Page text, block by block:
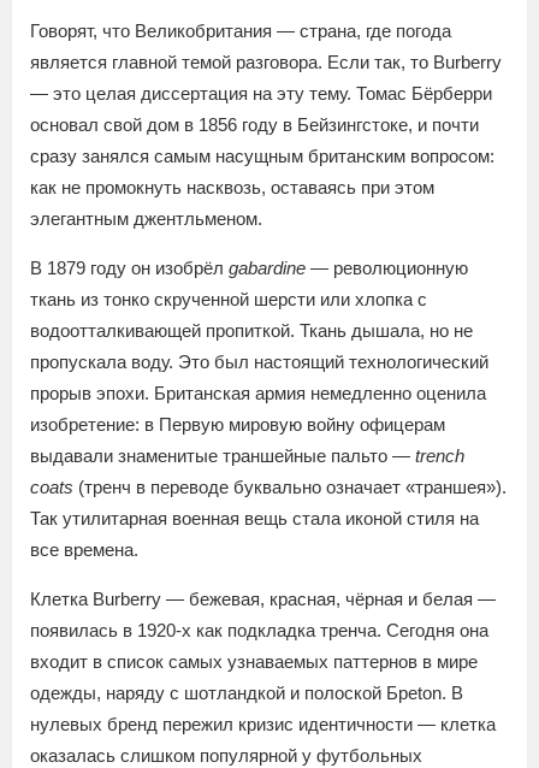
Говорят, что Великобритания — страна, где погода
является главной темой разговора. Если так, то Burberry
— это целая диссертация на эту тему. Томас Бёрберри
основал свой дом в 1856 году в Бейзингстоке, и почти
сразу занялся самым насущным британским вопросом:
как не промокнуть насквозь, оставаясь при этом
элегантным джентльменом.
В 1879 году он изобрёл gabardine — революционную
ткань из тонко скрученной шерсти или хлопка с
водоотталкивающей пропиткой. Ткань дышала, но не
пропускала воду. Это был настоящий технологический
прорыв эпохи. Британская армия немедленно оценила
изобретение: в Первую мировую войну офицерам
выдавали знаменитые траншейные пальто — trench
coats (тренч в переводе буквально означает «траншея»).
Так утилитарная военная вещь стала иконой стиля на
все времена.
Клетка Burberry — бежевая, красная, чёрная и белая —
появилась в 1920-х как подкладка тренча. Сегодня она
входит в список самых узнаваемых паттернов в мире
одежды, наряду с шотландкой и полоской Брeton. В
нулевых бренд пережил кризис идентичности — клетка
оказалась слишком популярной у футбольных